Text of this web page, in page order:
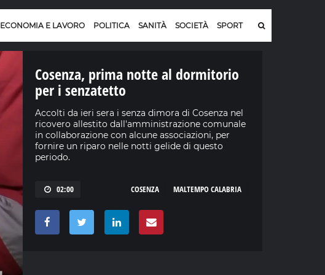
ECONOMIA E LAVORO POLITICA SANITÀ SOCIETÀ SPORT
Cosenza, prima notte al dormitorio
per i senzatetto
Accolti da ieri sera i senza dimora di Cosenza nel
ricovero allestito dall'amministrazione comunale
in collaborazione con alcune associazioni, per
fornire un riparo nelle notti gelide di questo
periodo.
02:00 MALTEMPO CALABRIA
COSENZA